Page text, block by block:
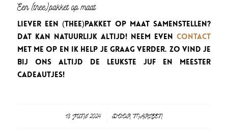
Een (thee)pakket op maat
Liever een (thee)pakket op maat samenstellen?
Dat kan natuurlijk altijd! Neem evencontact
met me op en ik help je graag verder. Zo vind je
bij ons altijd de leukste juf en meester
cadeautjes!
13 JUNI 2024
/ DOOR MARLEEN